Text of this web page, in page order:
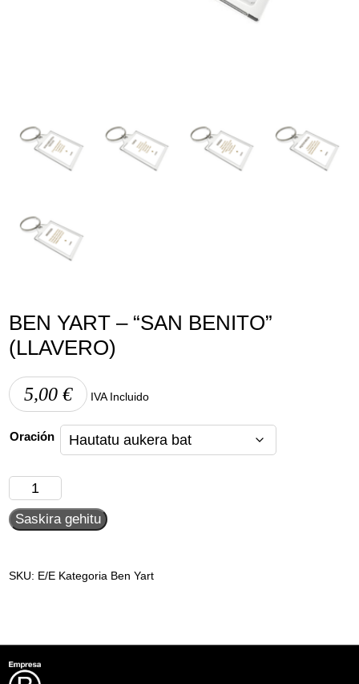
BEN YART – “SAN BENITO”
(LLAVERO)
5,00€ IVA Incluido
Oración
Yart
-
(Llavero)
Saskira gehitu
SKU: E/E Kategoria Ben Yart